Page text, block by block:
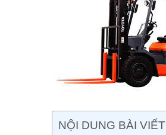
NỘI DUNG BÀI VIẾT